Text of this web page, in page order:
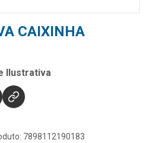
CAIXINHA
Ilustrativa
7898112190183